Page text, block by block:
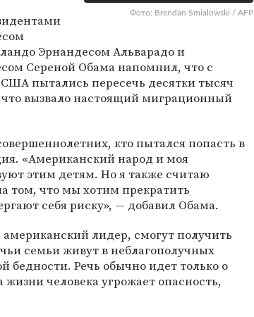
Фото: Brendan Smialowski / AFP
Эрнандесом Альварадо и
Сереной Обама напомнил, что с
пытались пересечь десятки тысяч
что вызвало настоящий миграционный
кто пытался попасть в
«Американский народ и моя
этим детям. Но я также считаю
том, что мы хотим прекратить
себя риску», — добавил Обама.
лидер, смогут получить
семьи живут в неблагополучных
бедности. Речь обычно идет только о
человека угрожает опасность,